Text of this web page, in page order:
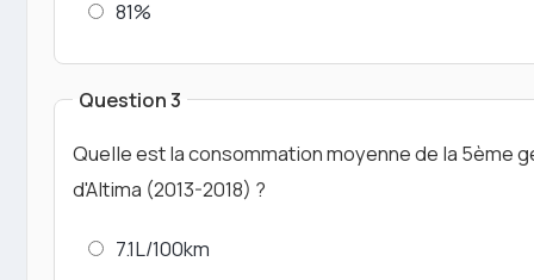
81%
Question 3
Quelle est la consommation moyenne de la 5ème
d'Altima (2013-2018) ?
7.1L/100km